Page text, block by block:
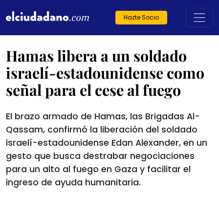
Hazte Socio
Hamas libera a un soldado
israelí-estadounidense como
señal para el cese al fuego
El brazo armado de Hamas, las Brigadas Al-
Qassam, confirmó la liberación del soldado
israelí-estadounidense Edan Alexander, en un
gesto que busca destrabar negociaciones
para un alto al fuego en Gaza y facilitar el
ingreso de ayuda humanitaria.